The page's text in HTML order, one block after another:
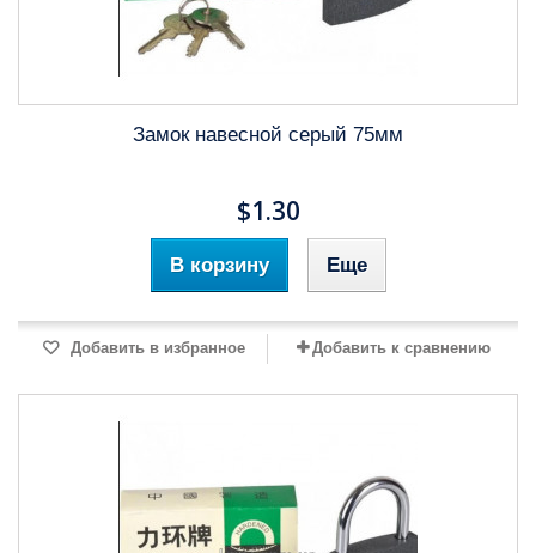
Замок навесной серый 75мм
$1.30
В корзину Еще
Добавить в избранное Добавить к сравнению